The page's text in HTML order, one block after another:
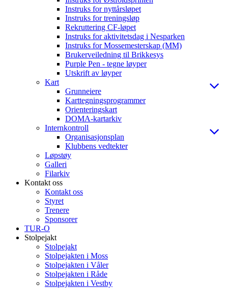
Instruks for nyttårsløpet
Instruks for treningsløp
Rekruttering CF-løpet
Instruks for aktivitetsdag i Nesparken
Instruks for Mossemesterskap (MM)
Brukerveiledning til Brikkesys
Purple Pen - tegne løyper
Utskrift av løyper
Kart
Grunneiere
Karttegningsprogrammer
Orienteringskart
DOMA-kartarkiv
Internkontroll
Organisasjonsplan
Klubbens vedtekter
Løpstøy
Galleri
Filarkiv
Kontakt oss
Kontakt oss
Styret
Trenere
Sponsorer
TUR-O
Stolpejakt
Stolpejakt
Stolpejakten i Moss
Stolpejakten i Våler
Stolpejakten i Råde
Stolpejakten i Vestby